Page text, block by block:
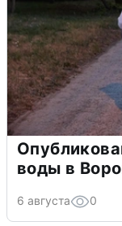
воды в
6 августа 0